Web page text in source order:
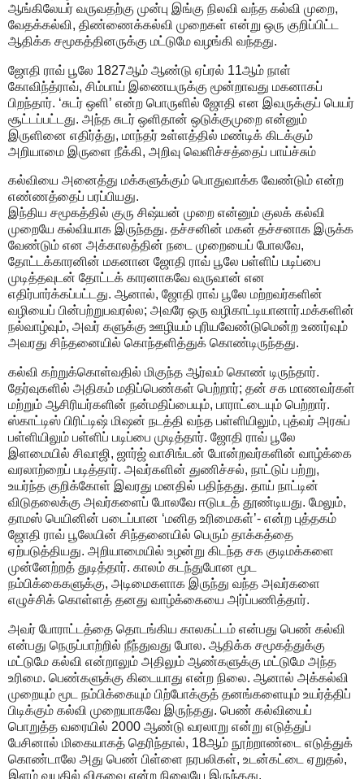
ஆங்கிலேயர் வருவதற்கு முன்பு இங்கு நிலவி வந்த கல்வி முறை,
வேதக்கல்வி, திண்ணைக்கல்வி முறைகள் என்று ஒரு குறிப்பிட்ட
ஆதிக்க சமூகத்தினருக்கு மட்டுமே வழங்கி வந்தது.
ஜோதி ராவ் பூலே 1827ஆம் ஆண்டு ஏப்ரல் 11ஆம் நாள்
கோவிந்த்ராவ், சிம்பாய் இணையருக்கு மூன்றாவது மகனாகப்
பிறந்தார். ‘சுடர் ஒளி’ என்ற பொருளில் ஜோதி என இவருக்குப் பெயர்
சூட்டப்பட்டது. அந்த சுடர் ஒளிதான் ஒடுக்குமுறை என்னும்
இருளினை எதிர்த்து, மாந்தர் உள்ளத்தில் மண்டிக் கிடக்கும்
அறியாமை இருளை நீக்கி, அறிவு வெளிச்சத்தைப் பாய்ச்சும்
கல்வியை அனைத்து மக்களுக்கும் பொதுவாக்க வேண்டும் என்ற
எண்ணத்தைப் பரப்பியது.
இந்திய சமூகத்தில் குரு சிஷ்யன் முறை என்னும் குலக் கல்வி
முறையே கல்வியாக இருந்தது. தச்சனின் மகன் தச்சனாக இருக்க
வேண்டும் என அக்காலத்தின் நடை முறையைப் போலவே,
தோட்டக்காரனின் மகனான ஜோதி ராவ் பூலே பள்ளிப் படிப்பை
முடித்தவுடன் தோட்டக் காரனாகவே வருவான் என
எதிர்பார்க்கப்பட்டது. ஆனால், ஜோதி ராவ் பூலே மற்றவர்களின்
வழியைப் பின்பற்றுபவரல்ல; அவரே ஒரு வழிகாட்டியானார்.மக்களின்
நல்வாழ்வும், அவர் களுக்கு ஊழியம் புரியவேண்டுமென்ற உணர்வும்
அவரது சிந்தனையில் கொந்தளித்துக் கொண்டிருந்தது.
கல்வி கற்றுக்கொள்வதில் மிகுந்த ஆர்வம் கொண் டிருந்தார்.
தேர்வுகளில் அதிகம் மதிப்பெண்கள் பெற்றார்; தன் சக மாணவர்கள்
மற்றும் ஆசிரியர்களின் நன்மதிப்பையும், பாராட்டையும் பெற்றார்.
ஸ்காட்டிஸ் பிரிட்டிஷ் மிஷன் நடத்தி வந்த பள்ளியிலும், புத்வர் அரசுப்
பள்ளியிலும் பள்ளிப் படிப்பை முடித்தார். ஜோதி ராவ் பூலே
இளமையில் சிவாஜி, ஜார்ஜ் வாசிங்டன் போன்றவர்களின் வாழ்க்கை
வரலாற்றைப் படித்தார். அவர்களின் துணிச்சல், நாட்டுப் பற்று,
உயர்ந்த குறிக்கோள் இவரது மனதில் பதிந்தது. தாய் நாட்டின்
விடுதலைக்கு அவர்களைப் போலவே ஈடுபடத் தூண்டியது. மேலும்,
தாமஸ் பெயினின் படைப்பான ‘மனித உரிமைகள்’- என்ற புத்தகம்
ஜோதி ராவ் பூலேயின் சிந்தனையில் பெரும் தாக்கத்தை
ஏற்படுத்தியது. அறியாமையில் உழன்று கிடந்த சக குடிமக்களை
முன்னேற்றத் துடித்தார். காலம் கடந்துபோன மூட
நம்பிக்கைகளுக்கு, அடிமைகளாக இருந்து வந்த அவர்களை
எழுச்சிக் கொள்ளத் தனது வாழ்க்கையை அர்ப்பணித்தார்.
அவர் போராட்டத்தை தொடங்கிய காலகட்டம் என்பது பெண் கல்வி
என்பது நெருப்பாற்றில் நீந்துவது போல. ஆதிக்க சமூகத்துக்கு
மட்டுமே கல்வி என்றாலும் அதிலும் ஆண்களுக்கு மட்டுமே அந்த
உரிமை. பெண்களுக்கு கிடையாது என்ற நிலை. ஆனால் அக்கல்வி
முறையும் மூட நம்பிக்கையும் பிற்போக்குத் தனங்களையும் உயர்த்திப்
பிடிக்கும் கல்வி முறையாகவே இருந்தது. பெண் கல்வியைப்
பொறுத்த வரையில் 2000 ஆண்டு வரலாறு என்று எடுத்துப்
பேசினால் மிகையாகத் தெரிந்தால், 18ஆம் நூற்றாண்டை எடுத்துக்
கொண்டாலே அது பெண் பிள்ளை நரபலிகள், உடன்கட்டை ஏறுதல்,
இளம் வயதில் விதவை என்ற நிலையே இருந்தது.